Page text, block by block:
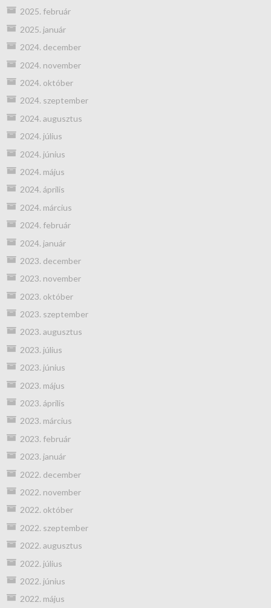
2025. február
2025. január
2024. december
2024. november
2024. október
2024. szeptember
2024. augusztus
2024. július
2024. június
2024. május
2024. április
2024. március
2024. február
2024. január
2023. december
2023. november
2023. október
2023. szeptember
2023. augusztus
2023. július
2023. június
2023. május
2023. április
2023. március
2023. február
2023. január
2022. december
2022. november
2022. október
2022. szeptember
2022. augusztus
2022. július
2022. június
2022. május